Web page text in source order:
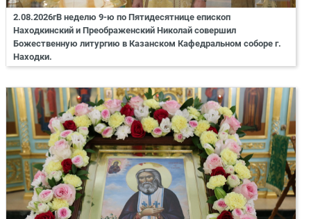
2.08.2026гВ неделю 9-ю по Пятидесятнице епископ
Находкинский и Преображенский Николай совершил
Божественную литургию в Казанском Кафедральном соборе г.
Находки.